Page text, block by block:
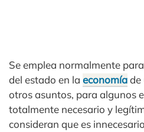
Se emplea normalmente
del estado en la economíade
otros asuntos, para algunos
totalmente necesario y
consideran que es